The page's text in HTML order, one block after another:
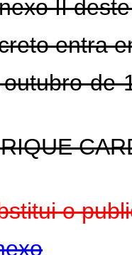
II
entra
de
o